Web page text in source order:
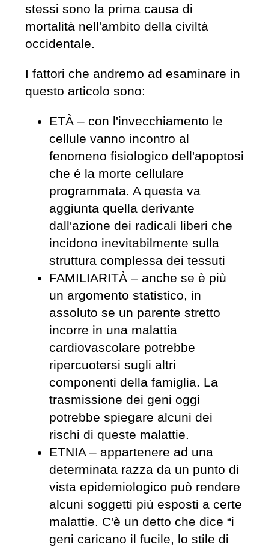
stessi sono la prima causa di
mortalità nell'ambito della civiltà
occidentale.
I fattori che andremo ad esaminare in
questo articolo sono:
ETÀ – con l'invecchiamento le
cellule vanno incontro al
fenomeno fisiologico dell'apoptosi
che é la morte cellulare
programmata. A questa va
aggiunta quella derivante
dall'azione dei radicali liberi che
incidono inevitabilmente sulla
struttura complessa dei tessuti
FAMILIARITÀ – anche se è più
un argomento statistico, in
assoluto se un parente stretto
incorre in una malattia
cardiovascolare potrebbe
ripercuotersi sugli altri
componenti della famiglia. La
trasmissione dei geni oggi
potrebbe spiegare alcuni dei
rischi di queste malattie.
ETNIA – appartenere ad una
determinata razza da un punto di
vista epidemiologico può rendere
alcuni soggetti più esposti a certe
malattie. C'è un detto che dice “i
geni caricano il fucile, lo stile di